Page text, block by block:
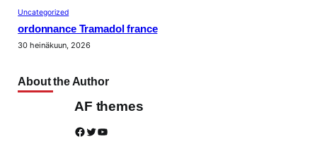
Uncategorized
ordonnance Tramadol france
30 heinäkuun, 2026
About the Author
AF themes
Facebook Twitter YouTube